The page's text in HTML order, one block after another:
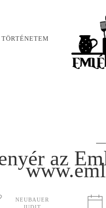
TÖRTÉNETEM
az
NEUBAUER